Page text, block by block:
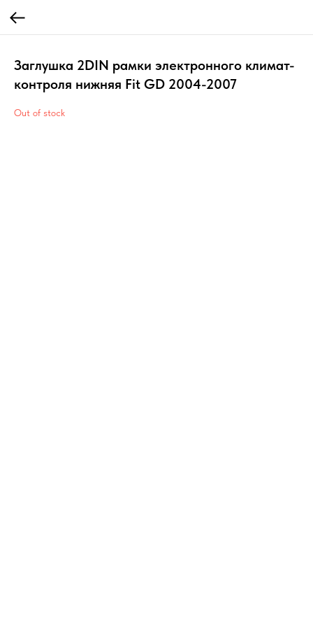
Заглушка 2DIN рамки электронного климат-
контроля нижняя Fit GD 2004-2007
Out of stock